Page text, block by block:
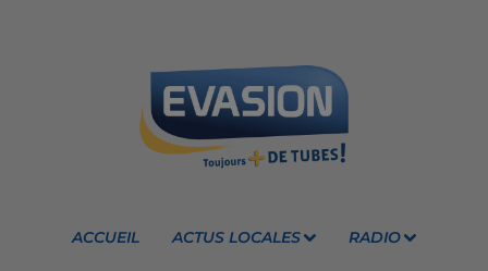
ACCUEIL ACTUS LOCALES RADIO